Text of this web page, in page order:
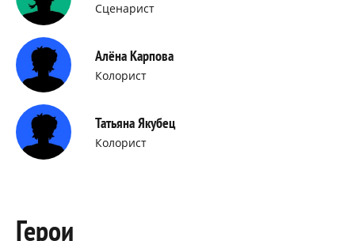
Сценарист
Алёна Карпова
Колорист
Татьяна Якубец
Колорист
Герои